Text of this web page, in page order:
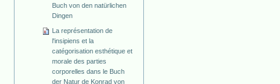
Buch von den natürlichen
Dingen
La représentation de
l'insipiens et la
catégorisation esthétique et
morale des parties
corporelles dans le Buch
der Natur de Konrad von